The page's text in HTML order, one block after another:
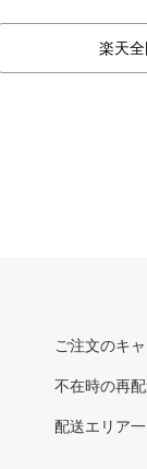
楽天
ご注文のキ
不在時の再
配送エリア